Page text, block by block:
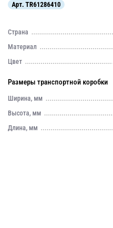
Арт. TR61286410
Страна
Материал
Цвет
Размеры транспортной коробки
Ширина, мм
Высота, мм
Длина, мм